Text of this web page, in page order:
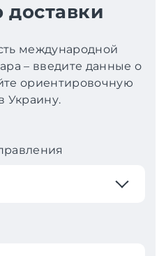
доставки
международной
– введите данные о
ориентировочную
Украину.